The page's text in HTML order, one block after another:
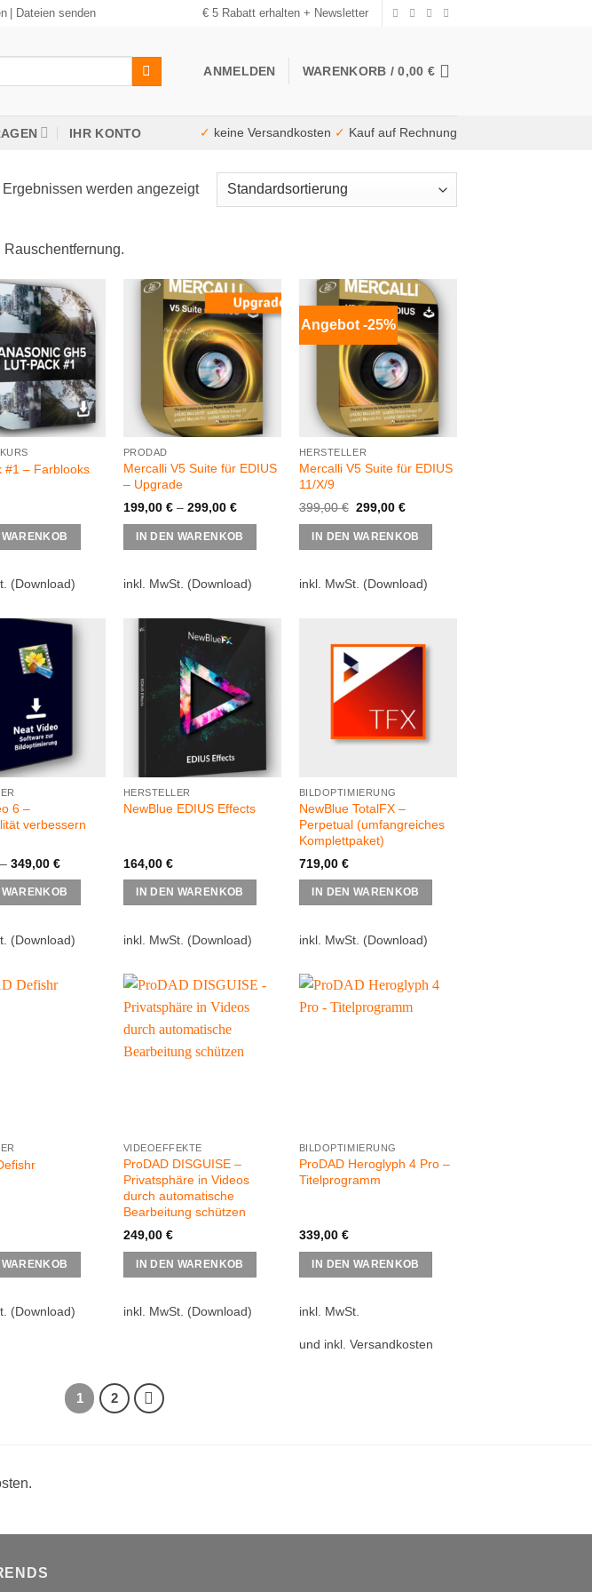
| Dateien senden € 5 Rabatt erhalten + Newsletter
ANMELDEN WARENKORB /0,00 €
IHR KONTO ✓ keine Versandkosten ✓ Kauf auf Rechnung
werden angezeigt
#1 – Farblooks
WARENKOB
(Download)
PRODAD
Mercalli V5 Suite für EDIUS
– Upgrade
199,00 €– 299,00 €
IN DEN WARENKOB
Dieses
mehrere
auf.
Produktseite
gewählt
werden
inkl. MwSt. (Download)
Angebot -25%
HERSTELLER
Mercalli V5 Suite für EDIUS
11/X/9
399,00€ Ursprünglicher
war:
399,00 €
299,00 €Aktueller
ist:
299,00 €.
IN DEN WARENKOB
inkl. MwSt. (Download)
6 –
verbessern
–349,00€
WARENKOB
Dieses
mehrere
Optionen
werden
(Download)
HERSTELLER
NewBlue EDIUS Effects
164,00 €
IN DEN WARENKOB
inkl. MwSt. (Download)
BILDOPTIMIERUNG
NewBlue TotalFX –
Perpetual (umfangreiches
Komplettpaket)
719,00 €
IN DEN WARENKOB
inkl. MwSt. (Download)
WARENKOB
(Download)
VIDEOEFFEKTE
ProDAD DISGUISE –
Privatsphäre in Videos
durch automatische
Bearbeitung schützen
249,00 €
IN DEN WARENKOB
inkl. MwSt. (Download)
BILDOPTIMIERUNG
ProDAD Heroglyph 4 Pro –
Titelprogramm
339,00 €
IN DEN WARENKOB
inkl. MwSt.
und inkl. Versandkosten
1 2